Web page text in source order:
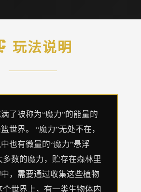
玩法说明
了被称为“魔力”的能量的
世界。 “魔力”无处不在，
也有微量的“魔力”悬浮
多数的魔力，贮存在森林里
，需要通过收集这些植物
个世界上，有一类生物体内